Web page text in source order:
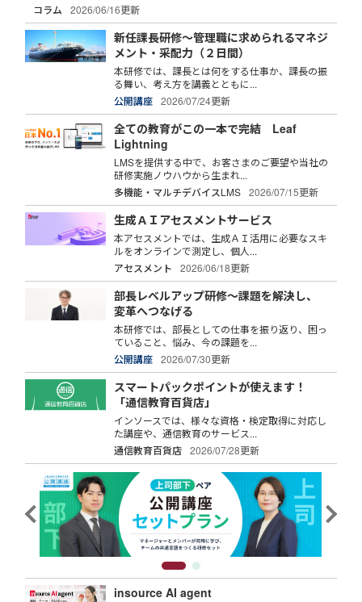
コラム
2026/06/16更新
新任課長研修～管理職に求められるマネジ
メント・采配力（２日間）
本研修では、課長とは何をする仕事か、課長の振
る舞い、考え方を講義とともに...
公開講座
2026/07/24更新
全ての教育がこの一本で完結 Leaf
Lightning
LMSを提供する中で、お客さまのご要望や当社の
研修実施ノウハウから生まれ...
多機能・マルチデバイスLMS
2026/07/15更新
生成ＡＩアセスメントサービス
本アセスメントでは、生成ＡＩ活用に必要なスキ
ルをオンラインで測定し、個人...
アセスメント
2026/06/18更新
部長レベルアップ研修～課題を解決し、
変革へつなげる
本研修では、部長としての仕事を振り返り、困っ
ていること、悩み、今の課題を...
公開講座
2026/07/30更新
スマートパックポイントが使えます！
「通信教育百貨店」
インソースでは、様々な資格・検定取得に対応し
た講座や、通信教育のサービス...
通信教育百貨店
2026/07/28更新
insource AI agent